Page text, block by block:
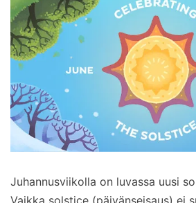
Juhannusviikolla on luvassa uusi